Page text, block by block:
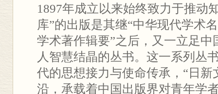
1897年成立以来始终致力于推动
库”的出版是其继“中华现代学术
学术著作辑要”之后，又一立足
人智慧结晶的丛书。这一系列丛
代的思想接力与使命传承，“日新
沿，承载着中国出版界对青年学